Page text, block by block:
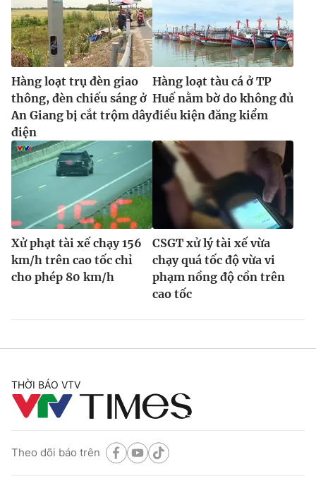
Hàng loạt trụ đèn giao
thông, đèn chiếu sáng ở
An Giang bị cắt trộm dây
điện
Hàng loạt tàu cá ở TP
Huế nằm bờ do không đủ
điều kiện đăng kiểm
Xử phạt tài xế chạy 156
km/h trên cao tốc chỉ
cho phép 80 km/h
CSGT xử lý tài xế vừa
chạy quá tốc độ vừa vi
phạm nồng độ cồn trên
cao tốc
THỜI BÁO VTV
Theo dõi báo trên